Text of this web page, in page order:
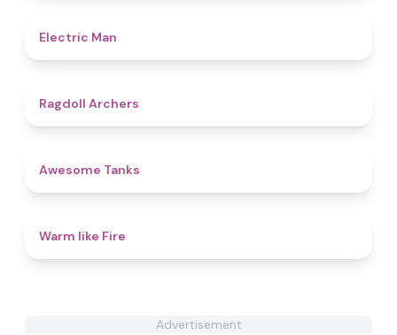
Electric Man
Ragdoll Archers
Awesome Tanks
Warm like Fire
Advertisement